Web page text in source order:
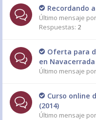
Recordando
Último mensaje por
Respuestas: 2
Oferta para
en Navacerrada
Último mensaje por
Curso online
(2014)
Último mensaje por